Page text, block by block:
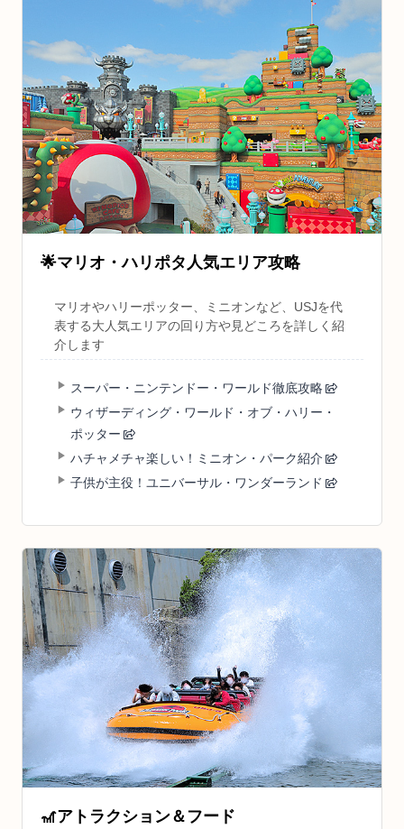
🌟マリオ・ハリポタ人気エリア攻略
マリオやハリーポッター、ミニオンなど、USJを代
表する大人気エリアの回り方や見どころを詳しく紹
介します
スーパー・ニンテンドー・ワールド徹底攻略
ウィザーディング・ワールド・オブ・ハリー・
ポッター
ハチャメチャ楽しい！ミニオン・パーク紹介
子供が主役！ユニバーサル・ワンダーランド
🎢アトラクション＆フード